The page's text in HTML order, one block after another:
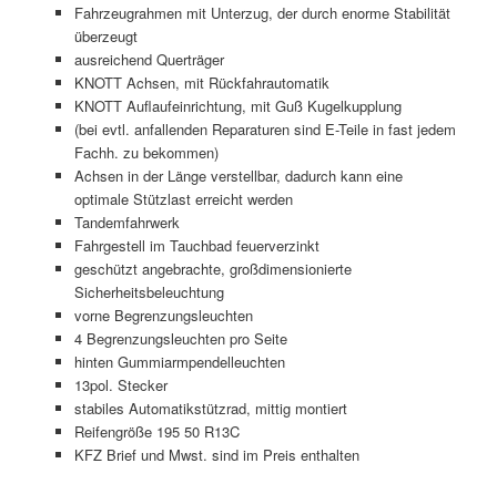
Fahrzeugrahmen mit Unterzug, der durch enorme Stabilität
überzeugt
ausreichend Querträger
KNOTT Achsen, mit Rückfahrautomatik
KNOTT Auflaufeinrichtung, mit Guß Kugelkupplung
(bei evtl. anfallenden Reparaturen sind E-Teile in fast jedem
Fachh. zu bekommen)
Achsen in der Länge verstellbar, dadurch kann eine
optimale Stützlast erreicht werden
Tandemfahrwerk
Fahrgestell im Tauchbad feuerverzinkt
geschützt angebrachte, großdimensionierte
Sicherheitsbeleuchtung
vorne Begrenzungsleuchten
4 Begrenzungsleuchten pro Seite
hinten Gummiarmpendelleuchten
13pol. Stecker
stabiles Automatikstützrad, mittig montiert
Reifengröße 195 50 R13C
KFZ Brief und Mwst. sind im Preis enthalten